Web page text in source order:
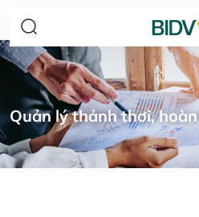
Quản lý thảnh thơi,